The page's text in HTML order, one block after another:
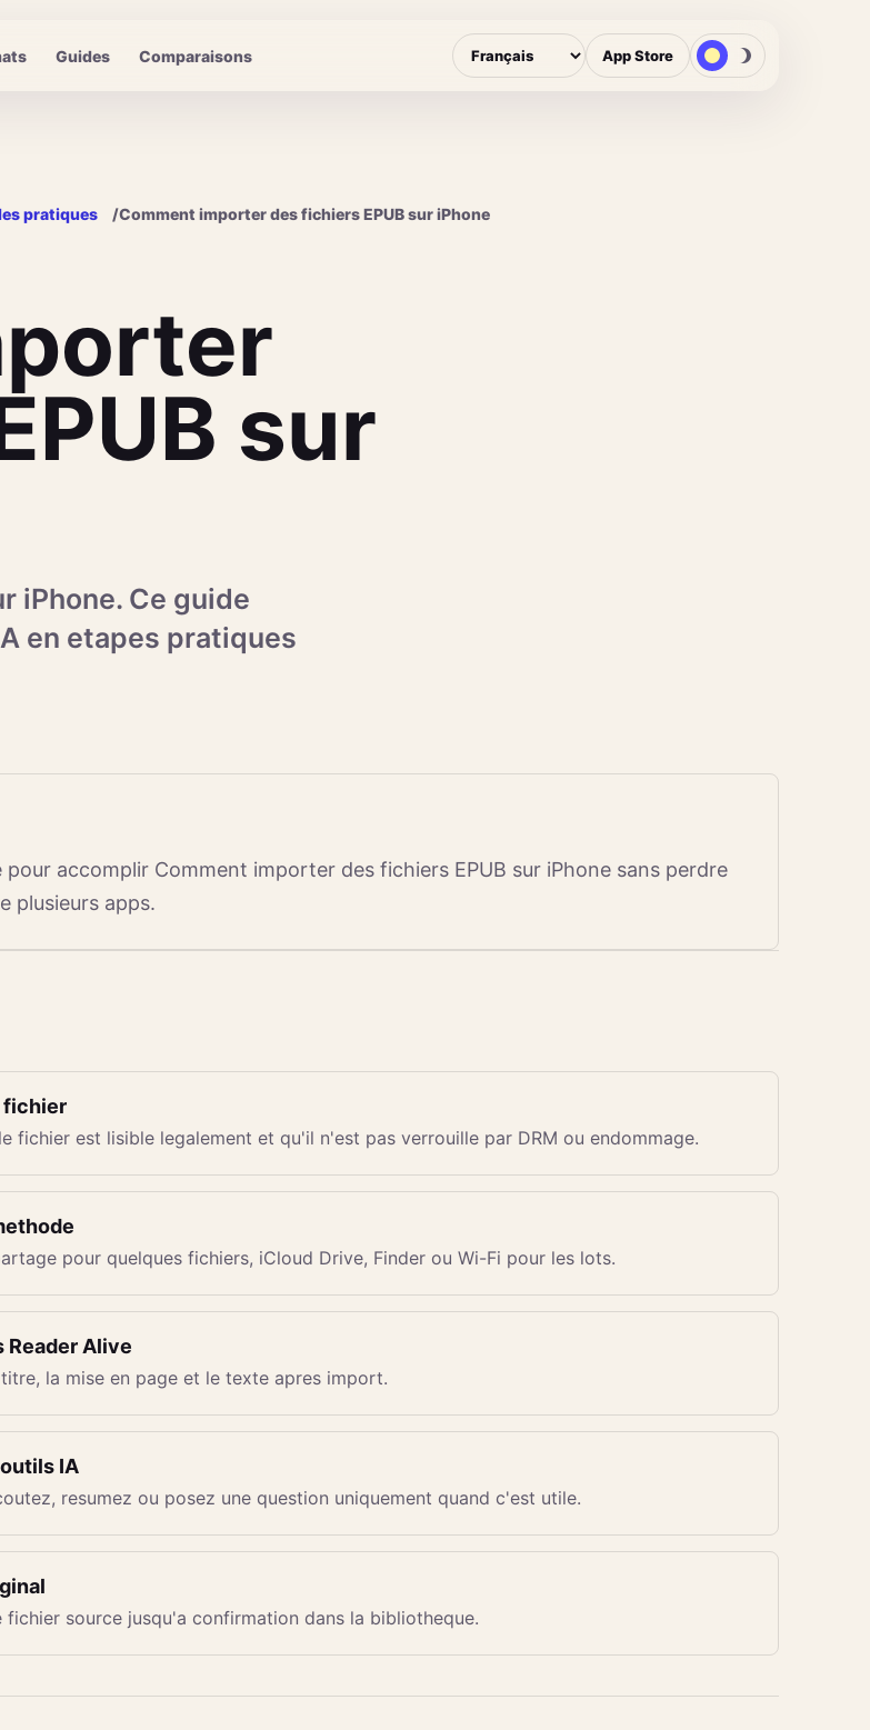
Guides Comparaisons App Store
pratiques /Comment importer des fichiers EPUB sur iPhone
sur
iPhone. Ce guide
en etapes pratiques
pour accomplir Comment importer des fichiers EPUB sur iPhone sans perdre
plusieurs apps.
fichier
fichier est lisible legalement et qu'il n'est pas verrouille par DRM ou endommage.
pour quelques fichiers, iCloud Drive, Finder ou Wi-Fi pour les lots.
Reader Alive
la mise en page et le texte apres import.
IA
resumez ou posez une question uniquement quand c'est utile.
fichier source jusqu'a confirmation dans la bibliotheque.